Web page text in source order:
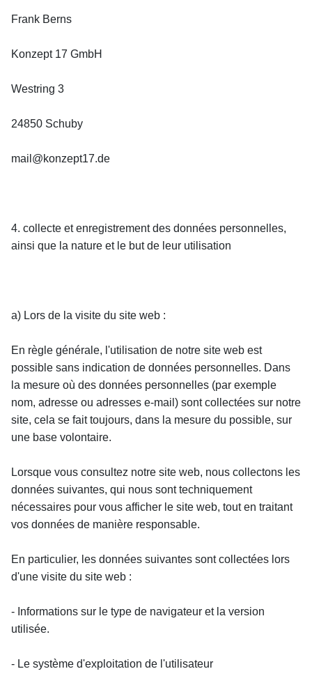
Frank Berns
Konzept 17 GmbH
Westring 3
24850 Schuby
mail@konzept17.de
4. collecte et enregistrement des données personnelles,
ainsi que la nature et le but de leur utilisation
a) Lors de la visite du site web :
En règle générale, l'utilisation de notre site web est
possible sans indication de données personnelles. Dans
la mesure où des données personnelles (par exemple
nom, adresse ou adresses e-mail) sont collectées sur notre
site, cela se fait toujours, dans la mesure du possible, sur
une base volontaire.
Lorsque vous consultez notre site web, nous collectons les
données suivantes, qui nous sont techniquement
nécessaires pour vous afficher le site web, tout en traitant
vos données de manière responsable.
En particulier, les données suivantes sont collectées lors
d'une visite du site web :
- Informations sur le type de navigateur et la version
utilisée.
- Le système d'exploitation de l'utilisateur